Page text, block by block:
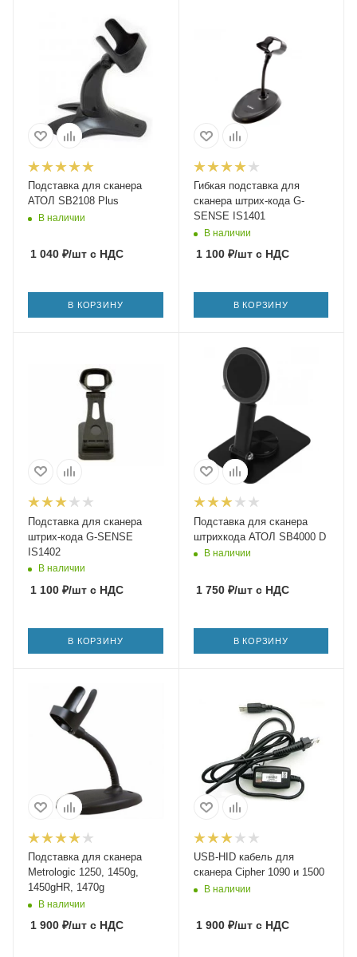
Подставка для сканера
АТОЛ SB2108 Plus
В наличии
1 040 ₽/шт с НДС
В КОРЗИНУ
Гибкая подставка для
сканера штрих-кода G-
SENSE IS1401
В наличии
1 100₽/штс НДС
В КОРЗИНУ
Подставка для сканера
штрих-кода G-SENSE
IS1402
В наличии
1 100 ₽/шт с НДС
В КОРЗИНУ
Подставка для сканера
штрихкода АТОЛ SB4000 D
В наличии
1 750₽/штс НДС
В КОРЗИНУ
Подставка для сканера
Metrologic 1250, 1450g,
1450gHR, 1470g
В наличии
1 900 ₽/шт с НДС
USB-HID кабель для
сканера Cipher 1090 и 1500
В наличии
1 900₽/штс НДС